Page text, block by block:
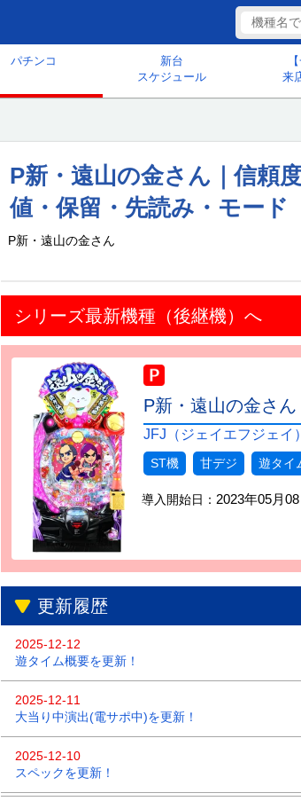
パチンコ
新台
スケジュール
来
P新・遠山の金さん｜信頼
値・保留・先読み・モード
P新・遠山の金さん
シリーズ最新機種（後継機）へ
P新・遠山の金さん
JFJ（ジェイエフジェイ
ST機 甘デジ 遊タイ
導入開始日： 2023年05月
更新履歴
2025-12-12
遊タイム概要を更新！
2025-12-11
大当り中演出(電サポ中)を更新！
2025-12-10
スペックを更新！